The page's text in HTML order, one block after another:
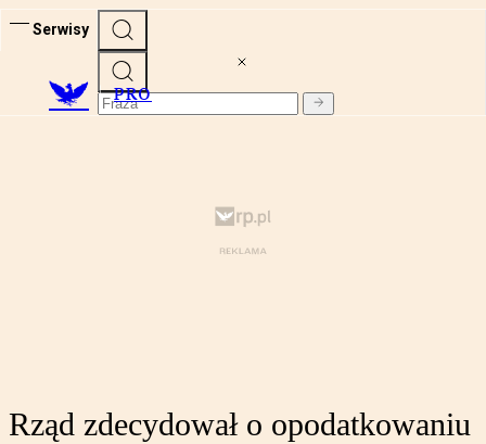
Serwisy
PRO
Rząd zdecydował o opodatkowaniu